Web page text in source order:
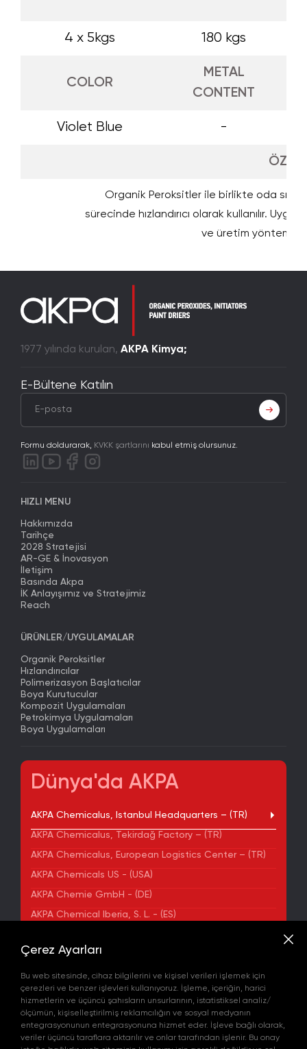
4 x 5kgs 180 kgs
COLOR
METAL
CONTENT
Violet Blue -
Organik Peroksitler ile birlikte oda
sürecinde hızlandırıcı olarak kullanılır.
ve üretim yöntemine
1977 yılında kurulan, AKPA Kimya;
E-Bültene Katılın
Formu doldurarak, KVKK şartlarını kabul etmiş olursunuz.
HIZLI MENU
Hakkımızda
Tarihçe
2028 Stratejisi
AR-GE & İnovasyon
İletişim
Basında Akpa
İK Anlayışımız ve Stratejimiz
Reach
ÜRÜNLER/UYGULAMALAR
Organik Peroksitler
Hızlandırıcılar
Polimerizasyon Başlatıcılar
Boya Kurutucular
Kompozit Uygulamaları
Petrokimya Uygulamaları
Boya Uygulamaları
Dünya'da AKPA
AKPA Chemicalus, Istanbul Headquarters – (TR)
AKPA Chemicalus, Tekirdağ Factory – (TR)
AKPA Chemicalus, European Logistics Center – (TR)
AKPA Chemicals US - (USA)
AKPA Chemie GmbH - (DE)
AKPA Chemical Iberia, S. L. - (ES)
ADRES
Yenibosna Merkez Mahallesi Kuyumcukent Sokak
No:36/70 Townofis Kat:12 34197 Bahçelievler, İstanbul,
Türkiye
Harita'da Gör
+90 212 580 55 59
FAX
+90 212 580 55 21
E-POSTA
Çerez Ayarları
Bu web sitesinde, cihaz bilgilerini ve kişisel verileri işlemek için
çerezleri ve benzer işlevleri kullanıyoruz. İşleme, içeriğin, harici
hizmetlerin ve üçüncü şahısların unsurlarının, istatistiksel analiz/
ölçümün, kişiselleştirilmiş reklamcılığın ve sosyal medyanın
entegrasyonunun entegrasyonuna hizmet eder. İşleve bağlı olarak,
veriler üçüncü taraflara aktarılır ve onlar tarafından işlenir. Bu onay